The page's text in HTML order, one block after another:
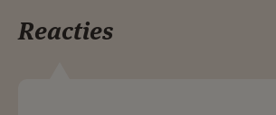
Reacties